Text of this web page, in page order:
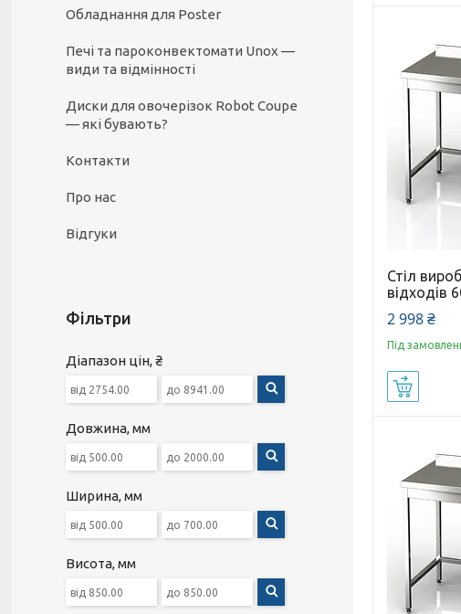
Стіл
відходів
2 998 ₴
Під
Обладнання для Poster
Печі та пароконвектомати Unox —
види та відмінності
Диски для овочерізок Robot Coupe
— які бувають?
Контакти
Про нас
Відгуки
Фільтри
Діапазон цін, ₴
Довжина, мм
Ширина, мм
Висота, мм